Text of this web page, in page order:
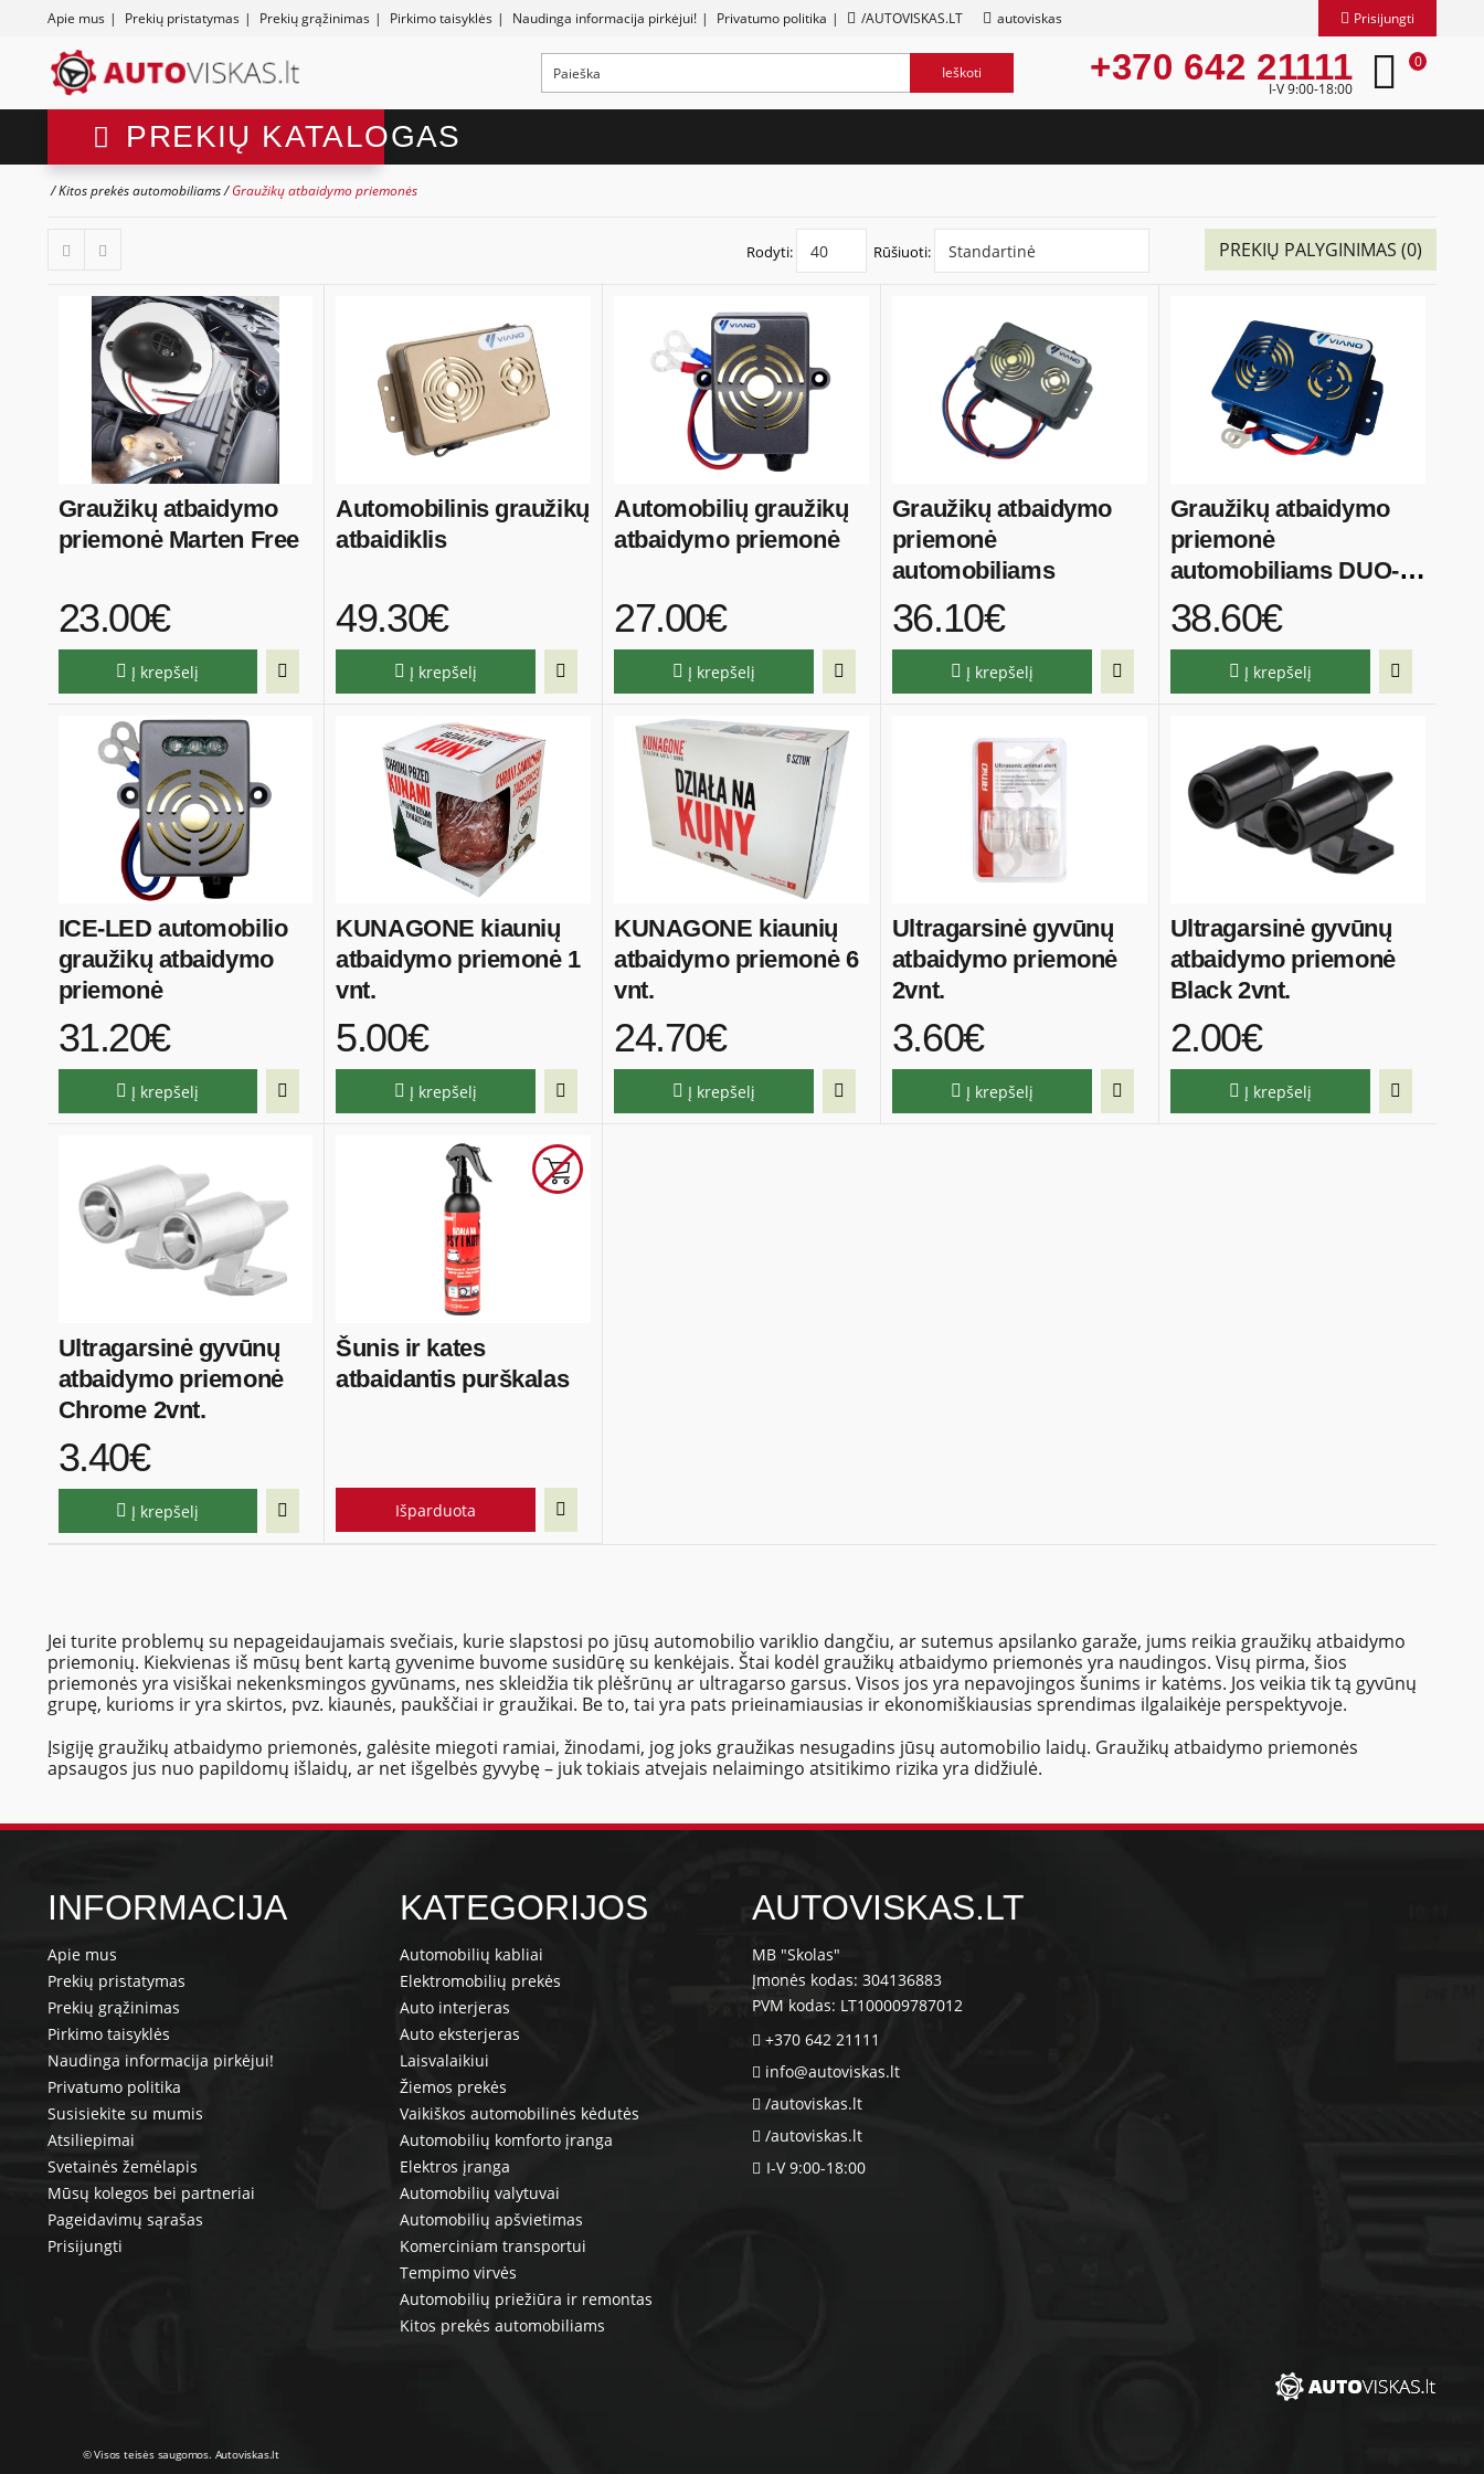
Apie mus | Prekių pristatymas | Prekių grąžinimas | Pirkimo taisyklės | Naudinga informacija pirkėjui! | Privatumo politika | /AUTOVISKAS.LT autoviskas Prisijungti
Ieškoti +370 642 21111
I-V 9:00-18:00
0
PREKIŲ KATALOGAS
Kitos prekės automobiliams Graužikų atbaidymo priemonės
PREKIŲ PALYGINIMAS (0)
Rūšiuoti:
Rodyti:
Graužikų atbaidymo
priemonė Marten Free
23.00€
Į krepšelį
Automobilinis graužikų
atbaidiklis
49.30€
Į krepšelį
Automobilių graužikų
atbaidymo priemonė
27.00€
Į krepšelį
Graužikų atbaidymo
priemonė
automobiliams
36.10€
Į krepšelį
Graužikų atbaidymo
priemonė
automobiliams DUO-
LED
38.60€
Į krepšelį
ICE-LED automobilio
graužikų atbaidymo
priemonė
31.20€
Į krepšelį
KUNAGONE kiaunių
atbaidymo priemonė 1
vnt.
5.00€
Į krepšelį
KUNAGONE kiaunių
atbaidymo priemonė 6
vnt.
24.70€
Į krepšelį
Ultragarsinė gyvūnų
atbaidymo priemonė
2vnt.
3.60€
Į krepšelį
Ultragarsinė gyvūnų
atbaidymo priemonė
Black 2vnt.
2.00€
Į krepšelį
Ultragarsinė gyvūnų
atbaidymo priemonė
Chrome 2vnt.
3.40€
Į krepšelį
Šunis ir kates
atbaidantis purškalas
Išparduota
Jei turite problemų su nepageidaujamais svečiais, kurie slapstosi po jūsų automobilio variklio dangčiu, ar sutemus apsilanko garaže, jums reikia graužikų atbaidymo
priemonių. Kiekvienas iš mūsų bent kartą gyvenime buvome susidūrę su kenkėjais. Štai kodėl graužikų atbaidymo priemonės yra naudingos. Visų pirma, šios
priemonės yra visiškai nekenksmingos gyvūnams, nes skleidžia tik plėšrūnų ar ultragarso garsus. Visos jos yra nepavojingos šunims ir katėms. Jos veikia tik tą gyvūnų
grupę, kurioms ir yra skirtos, pvz. kiaunės, paukščiai ir graužikai. Be to, tai yra pats prieinamiausias ir ekonomiškiausias sprendimas ilgalaikėje perspektyvoje.
Įsigiję graužikų atbaidymo priemonės, galėsite miegoti ramiai, žinodami, jog joks graužikas nesugadins jūsų automobilio laidų. Graužikų atbaidymo priemonės
apsaugos jus nuo papildomų išlaidų, ar net išgelbės gyvybę – juk tokiais atvejais nelaimingo atsitikimo rizika yra didžiulė.
INFORMACIJA
Apie mus
Prekių pristatymas
Prekių grąžinimas
Pirkimo taisyklės
Naudinga informacija pirkėjui!
Privatumo politika
Susisiekite su mumis
Atsiliepimai
Svetainės žemėlapis
Mūsų kolegos bei partneriai
Pageidavimų sąrašas
Prisijungti
KATEGORIJOS
Automobilių kabliai
Elektromobilių prekės
Auto interjeras
Auto eksterjeras
Laisvalaikiui
Žiemos prekės
Vaikiškos automobilinės kėdutės
Automobilių komforto įranga
Elektros įranga
Automobilių valytuvai
Automobilių apšvietimas
Komerciniam transportui
Tempimo virvės
Automobilių priežiūra ir remontas
Kitos prekės automobiliams
AUTOVISKAS.LT
MB "Skolas"
Įmonės kodas: 304136883
PVM kodas: LT100009787012
+370 642 21111
info@autoviskas.lt
/autoviskas.lt
/autoviskas.lt
I-V 9:00-18:00
© Visos teisės saugomos. Autoviskas.lt